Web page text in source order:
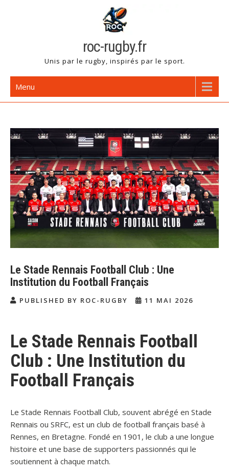
roc-rugby.fr
Unis par le rugby, inspirés par le sport.
Menu
Le Stade Rennais Football Club : Une
Institution du Football Français
PUBLISHED BY ROC-RUGBY 11 MAI 2026
Le Stade Rennais Football
Club : Une Institution du
Football Français
Le Stade Rennais Football Club, souvent abrégé en Stade
Rennais ou SRFC, est un club de football français basé à
Rennes, en Bretagne. Fondé en 1901, le club a une longue
histoire et une base de supporters passionnés qui le
soutiennent à chaque match.